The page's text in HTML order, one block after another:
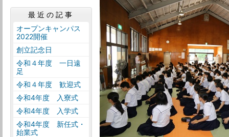
最近の記事
オープンキャンパス
2022開催
創立記念日
令和４年度 一日遠
足
令和４年度 歓迎式
令和4年度 入寮式
令和4年度 入学式
令和4年度 新任式・
始業式